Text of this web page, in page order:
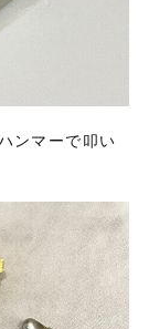
ンマーで叩い